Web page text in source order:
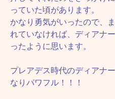
っていた頃があります。
かなり勇気がいったので、
れていなければ、ディアナ
ったように思います。
プレアデス時代のディアナ
なりパワフル！！！